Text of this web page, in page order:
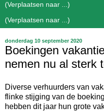
donderdag 10 september 2020
Boekingen
nemen nu al sterk
Diverse verhuurders van
flinke stijging van de
hebben dit jaar hun grote